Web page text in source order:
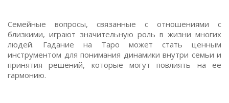
Семейные вопросы, связанные с отношениями с
близкими, играют значительную роль в жизни многих
людей. Гадание на Таро может стать ценным
инструментом для понимания динамики внутри семьи и
принятия решений, которые могут повлиять на ее
гармонию.